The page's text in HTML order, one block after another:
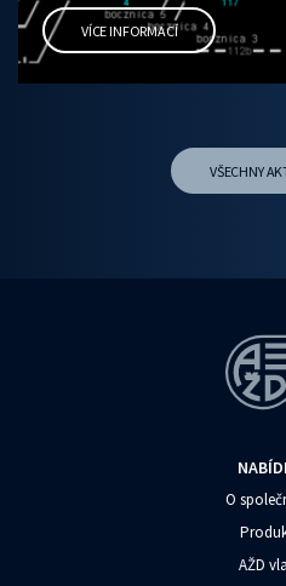
VÍCE INFORMACÍ
VŠECHNY
O
AŽD